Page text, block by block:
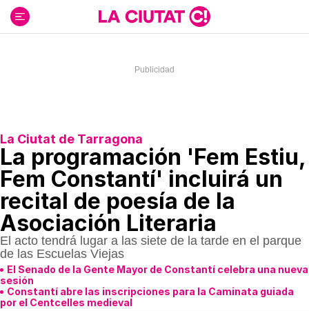
contenido
La Ciutat de Tarragona
La programación 'Fem Estiu,
Fem Constantí' incluirá un
recital de poesía de la
Asociación Literaria
El acto tendrá lugar a las siete de la tarde en el parque
de las Escuelas Viejas
El Senado de la Gente Mayor de Constantí celebra una nueva
sesión
Constantí abre las inscripciones para la Caminata guiada
por el Centcelles medieval